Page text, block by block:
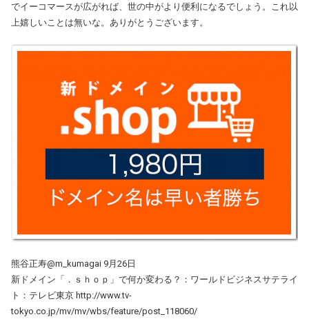
でイーコマースが広がれば、世の中がより便利になるでしょう。これ以
上嬉しいことは無いな。ありがとうございます。
熊谷正寿@m_kumagai 9月26日
新ドメイン「．ｓｈｏｐ」で何か変わる？：ワールドビジネスサテライ
ト：テレビ東京 http://www.tv-
tokyo.co.jp/mv/mv/wbs/feature/post_118060/